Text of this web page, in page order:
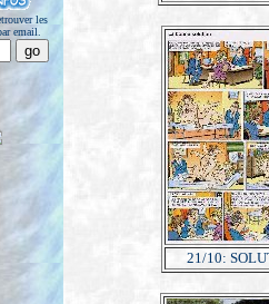
les
email.
21/10: